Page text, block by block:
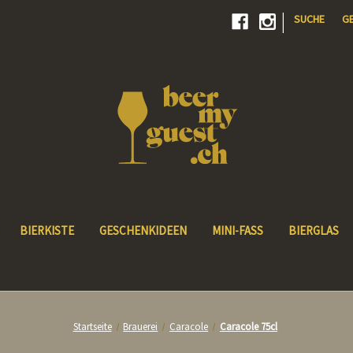
| SUCHE
BIERKISTE GESCHENKIDEEN MINI-FASS BIERGLAS
Startseite Brauerei Caracole Caracole 75cl